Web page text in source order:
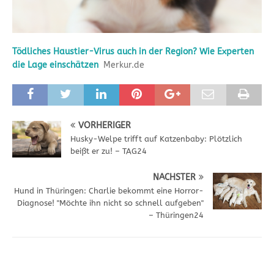
Tödliches Haustier-Virus auch in der Region? Wie Experten
die Lage einschätzen Merkur.de
VORHERIGER
Husky-Welpe trifft auf Katzenbaby: Plötzlich
beißt er zu! – TAG24
NÄCHSTER
Hund in Thüringen: Charlie bekommt eine Horror-
Diagnose! "Möchte ihn nicht so schnell aufgeben"
– Thüringen24